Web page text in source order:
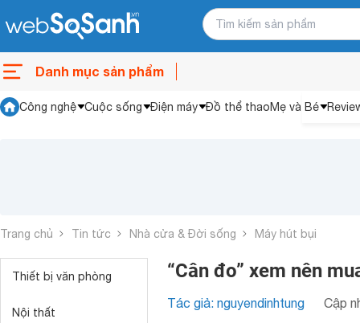
Danh mục sản phẩm
Công nghệ Cuộc sống Điện máy Đồ thể thaoMẹ và Bé
Trang chủ Tin tức Nhà cửa & Đời sống Máy hút bụi
Thiết bị văn phòng
Nội thất
“Cân đo” xem nên
Tác giả: nguyendinhtung Cập